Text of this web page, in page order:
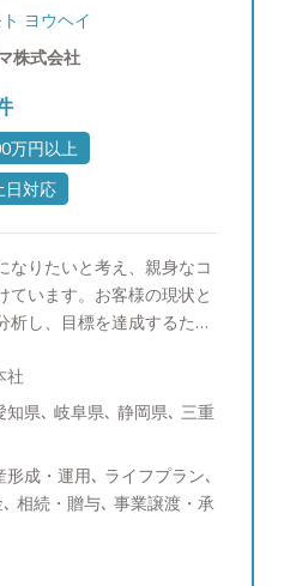
ヨウヘイ
株式会社
万円以上
日対応
なりたいと考え、親身なコ
ています。お客様の現状と
析し、目標を達成するため
ておりますので、まずはご
ワイン、ゴルフ、社交ダ
ワウソの動画を見ること
社
県､ 岐阜県､ 静岡県､ 三重
成・運用､ ライフプラン､
相続・贈与､ 事業譲渡・承